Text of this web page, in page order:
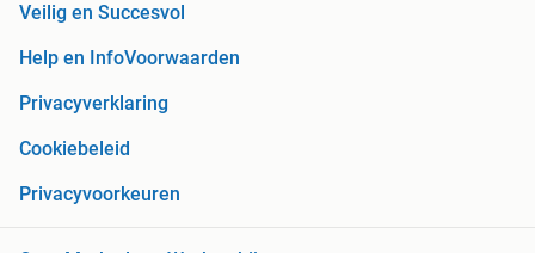
Veilig en Succesvol
Help en InfoVoorwaarden
Privacyverklaring
Cookiebeleid
Privacyvoorkeuren